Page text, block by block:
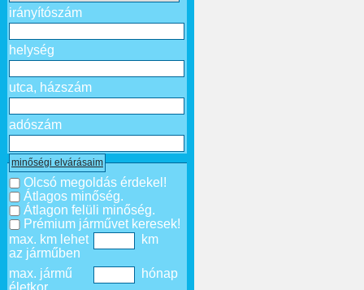
irányítószám
helység
utca, házszám
adószám
minőségi elvárásaim
Olcsó megoldás érdekel!
Átlagos minőség.
Átlagon felüli minőség.
Prémium járművet keresek!
max. km lehet
az járműben
km
max. jármű
életkor
hónap